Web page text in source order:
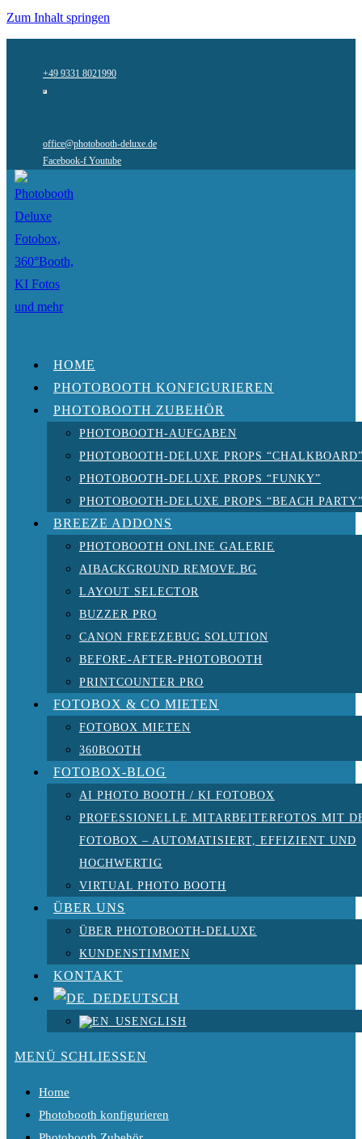
Zum Inhalt springen
+49 9331 8021990
office@photobooth-deluxe.de
Facebook-f Youtube
HOME
PHOTOBOOTH KONFIGURIEREN
PHOTOBOOTH ZUBEHÖR
PHOTOBOOTH-AUFGABEN
PHOTOBOOTH-DELUXE PROPS
PHOTOBOOTH-DELUXE PROPS “FUNKY”
PHOTOBOOTH-DELUXE PROPS “BEACH
BREEZE ADDONS
PHOTOBOOTH ONLINE GALERIE
AIBACKGROUND REMOVE.BG
LAYOUT SELECTOR
BUZZER PRO
CANON FREEZEBUG SOLUTION
BEFORE-AFTER-PHOTOBOOTH
PRINTCOUNTER PRO
FOTOBOX & CO MIETEN
FOTOBOX MIETEN
360BOOTH
FOTOBOX-BLOG
AI PHOTO BOOTH / KI FOTOBOX
PROFESSIONELLE MITARBEITERFOTOS MIT
FOTOBOX – AUTOMATISIERT, EFFIZIENT UND
HOCHWERTIG
VIRTUAL PHOTO BOOTH
ÜBER UNS
ÜBER PHOTOBOOTH-DELUXE
KUNDENSTIMMEN
KONTAKT
DEUTSCH
ENGLISH
MENÜ SCHLIESSEN
Home
Photobooth konfigurieren